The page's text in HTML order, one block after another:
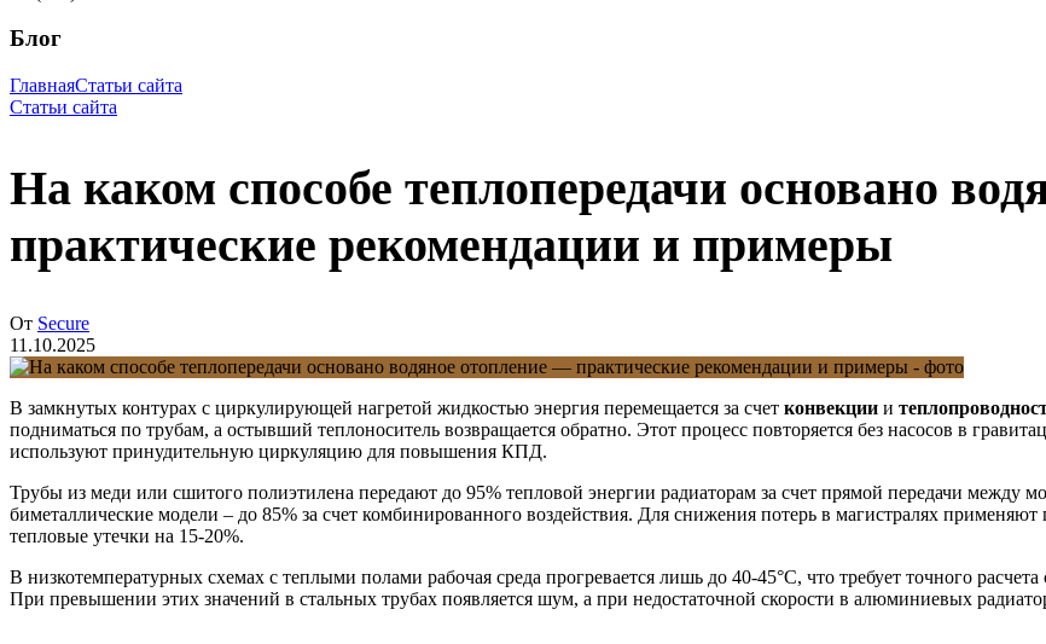
Блог
ГлавнаяСтатьи сайта
Статьи сайта
На каком способе теплопередачи основано
практические рекомендации и примеры
От Secure
11.10.2025
В замкнутых контурах с циркулирующей нагретой жидкостью энергия перемещается за счет конвекции и
подниматься по трубам, а остывший теплоноситель возвращается обратно. Этот процесс повторяется без насосов в
используют принудительную циркуляцию для повышения КПД.
Трубы из меди или сшитого полиэтилена передают до 95% тепловой энергии радиаторам за счет прямой передачи между
биметаллические модели – до 85% за счет комбинированного воздействия. Для снижения потерь в магистралях
тепловые утечки на 15-20%.
В низкотемпературных схемах с теплыми полами рабочая среда прогревается лишь до 40-45°C, что требует точного
При превышении этих значений в стальных трубах появляется шум, а при недостаточной скорости в алюминиевых